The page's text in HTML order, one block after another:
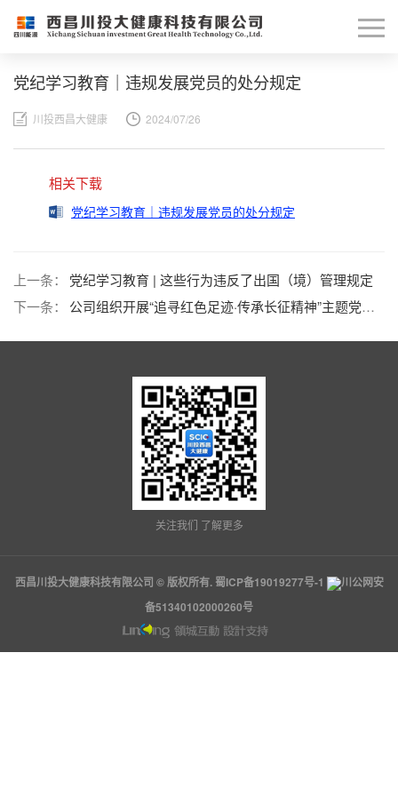
党纪学习教育｜违规发展党员的处分规定
川投西昌大健康 2024/07/26
相关下载
党纪学习教育｜违规发展党员的处分规定
上一条：
党纪学习教育 | 这些行为违反了出国（境）管理规定
下一条：
公司组织开展“追寻红色足迹·传承长征精神”主题党日活动
关注我们 了解更多
西昌川投大健康科技有限公司 © 版权所有. 蜀ICP备19019277号-1
川公网安
备51340102000260号